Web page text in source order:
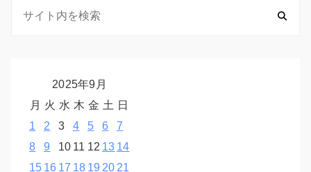
2025年9月
月 火 水 木 金 土 日
1
2 3 4 5 6
7
8
9 10 11 12 13 14
15 16 17 18 19 20 21